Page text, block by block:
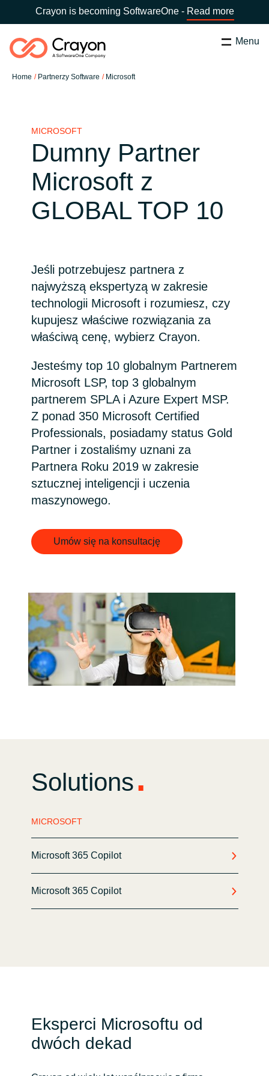
Crayon is becoming SoftwareOne - Read more
Menu
Home Partnerzy Software Microsoft
Global site
Bulgaria
Czechia
Denmark
Estonia
France
Germany
Iceland
Indonesia
Kingdom of Saudi Arabia
Kuwait
Philippines
Romania
Serbia
Szukaj zamknij
Partnerzy Software
Aktualności
O nas
Kariera
Channel partner
Kampanie
Strategia podatkowa
Ogólne warunki współpracy
MICROSOFT
Dumny Partner
Microsoft z
GLOBAL TOP 10
Jeśli potrzebujesz partnera z
najwyższą ekspertyzą w zakresie
technologii Microsoft i rozumiesz, czy
kupujesz właściwe rozwiązania za
właściwą cenę, wybierz Crayon.
Jesteśmy top 10 globalnym Partnerem
Microsoft LSP, top 3 globalnym
partnerem SPLA i Azure Expert MSP.
Z ponad 350 Microsoft Certified
Professionals, posiadamy status Gold
Partner i zostaliśmy uznani za
Partnera Roku 2019 w zakresie
sztucznej inteligencji i uczenia
maszynowego.
Umów się na konsultację
Solutions
MICROSOFT
Microsoft 365 Copilot
Microsoft 365 Copilot
Eksperci Microsoftu od
dwóch dekad